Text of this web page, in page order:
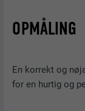
OPMÅLING
En korrekt og
for en hurtig og